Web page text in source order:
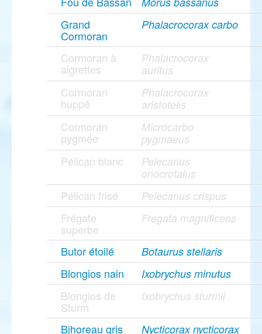
Grand
Cormoran
Phalacrocorax carbo
Cormoran à
aigrettes
Phalacrocorax
auritus
Cormoran
huppé
Phalacrocorax
aristotelis
Cormoran
pygmée
Microcarbo
pygmaeus
Pélican blanc
Pelecanus
onocrotalus
Pélican frisé Pelecanus crispus
Frégate
superbe
Fregata magnificens
Butor étoilé Botaurus stellaris
Blongios nain Ixobrychus minutus
Blongios de
Sturm
Ixobrychus sturmii
Bihoreau gris Nycticorax nycticorax